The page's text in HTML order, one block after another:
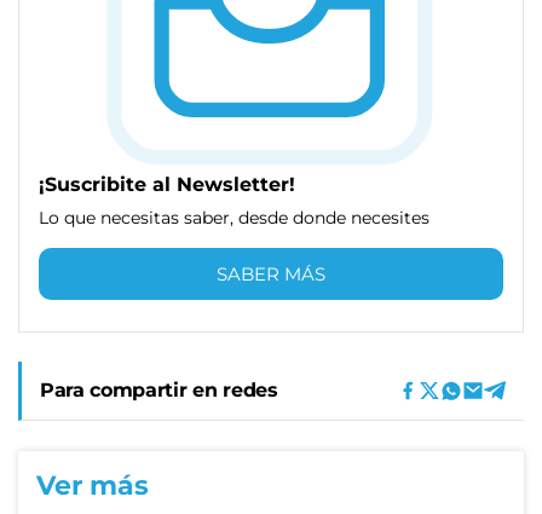
¡Suscribite al Newsletter!
Lo que necesitas saber, desde donde necesites
SABER MÁS
Para compartir en redes
Ver más